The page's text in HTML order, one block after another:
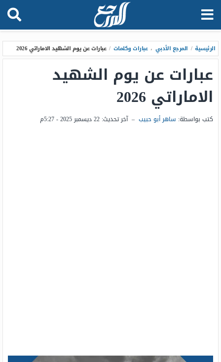
الرئيسية / المرجع الأدبي ، عبارات وكلمات / عبارات عن يوم الشهيد الاماراتي 2026
عبارات عن يوم الشهيد
الاماراتي 2026
كتب بواسطة: ساهر أبو حبيب – آخر تحديث: 22 ديسمبر 2025 - 5:27م